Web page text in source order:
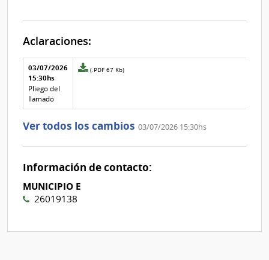
Aclaraciones:
Aclaraciones del llamado
Fecha y
texto de
la
aclaración
03/07/2026
15:30hs
Pliego del
llamado
Archivo
aclaración
2
(.PDF 67 Kb)
Ver todos los cambios 03/07/2026 15:30hs
Información de contacto:
MUNICIPIO E
26019138